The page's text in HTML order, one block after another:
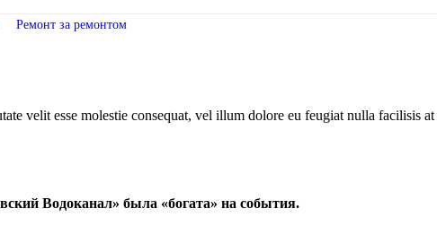
Ремонт за ремонтом
velit esse molestie consequat, vel illum dolore eu feugiat nulla facilisis
Водоканал» была «богата» на события.